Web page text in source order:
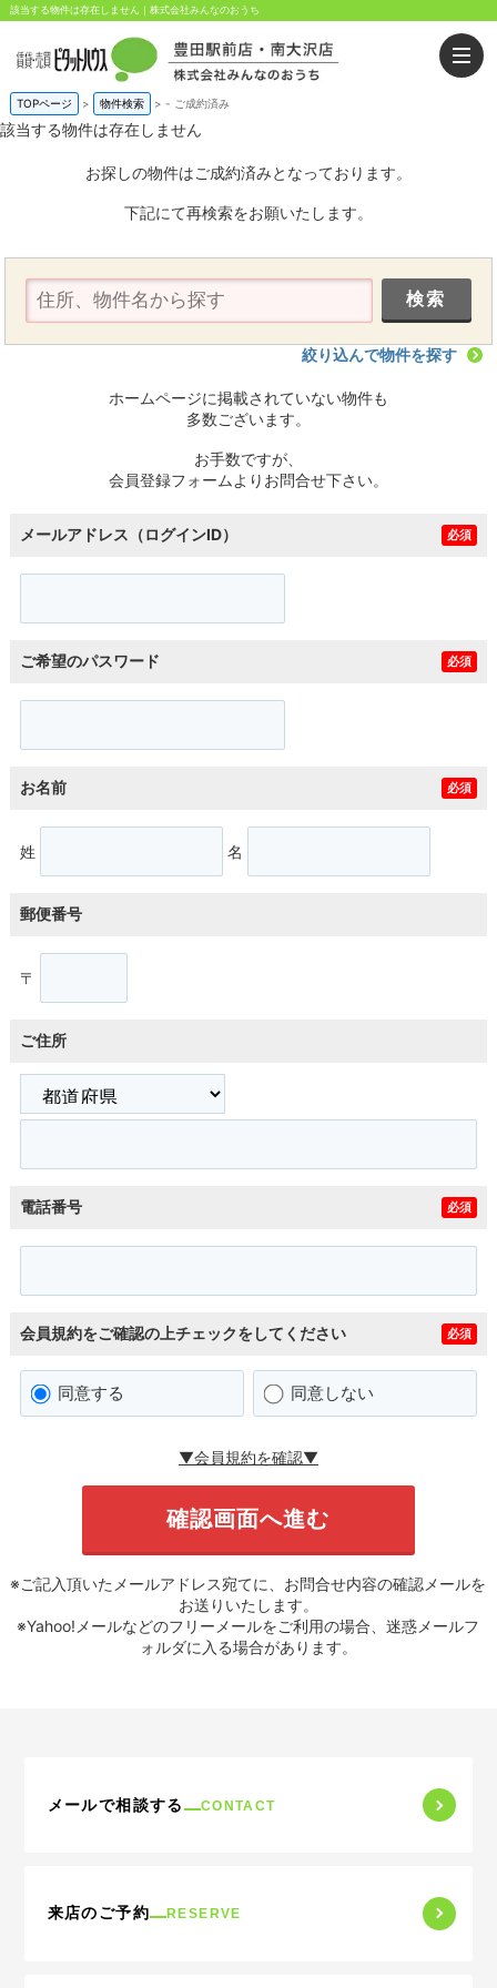
該当する物件は存在しません｜株式会社みんなのおうち
TOPページ > 物件検索 > - ご成約済み
該当する物件は存在しません
お探しの物件はご成約済みとなっております。
下記にて再検索をお願いたします。
絞り込んで物件を探す
ホームページに掲載されていない物件も
多数ございます。
お手数ですが、
会員登録フォームよりお問合せ下さい。
メールアドレス（ログインID） 必須
ご希望のパスワード 必須
お名前 必須
姓 名
郵便番号
〒
ご住所
電話番号 必須
会員規約をご確認の上チェックをしてください 必須
同意する 同意しない
▼会員規約を確認▼
※ご記入頂いたメールアドレス宛てに、お問合せ内容の確認メールを
お送りいたします。
※Yahoo!メールなどのフリーメールをご利用の場合、迷惑メールフ
ォルダに入る場合があります。
メールで相談する CONTACT
来店のご予約 RESERVE